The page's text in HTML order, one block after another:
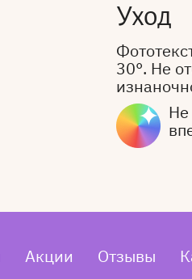
Уход
30°. Не
Не
Акции Отзывы